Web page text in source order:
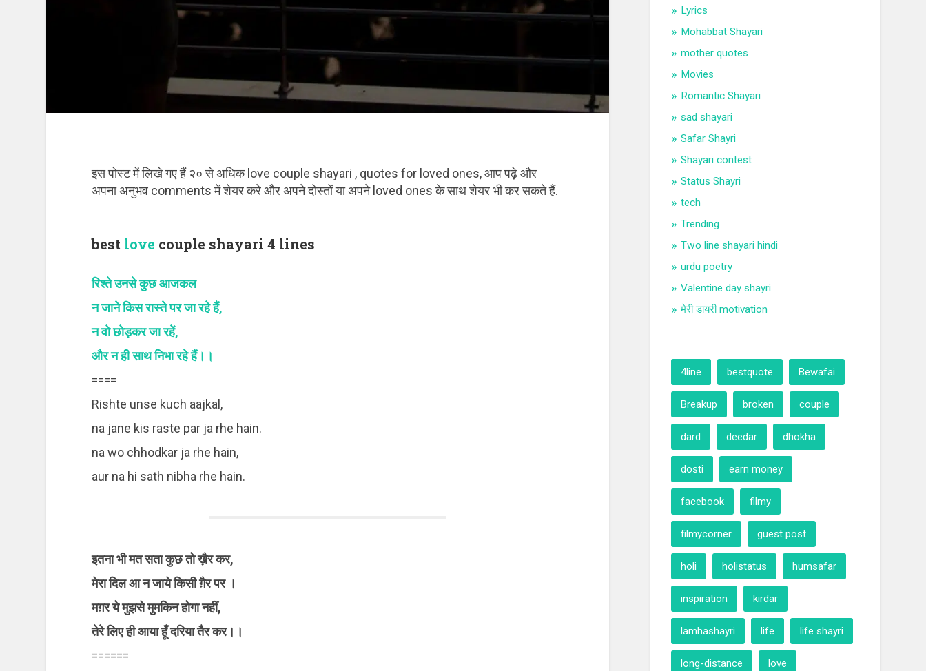
इस पोस्ट में लिखे गए हैं २० से अधिक love couple shayari , quotes for loved ones, आप पढ़े और
अपना अनुभव comments में शेयर करे और अपने दोस्तों या अपने loved ones के साथ शेयर भी कर सकते हैं.
best love couple shayari 4 lines
रिश्ते उनसे कुछ आजकल
न जाने किस रास्ते पर जा रहे हैं,
न वो छोड़कर जा रहें,
और न ही साथ निभा रहे हैं।।
====
Rishte unse kuch aajkal,
na jane kis raste par ja rhe hain.
na wo chhodkar ja rhe hain,
aur na hi sath nibha rhe hain.
इतना भी मत सता कुछ तो ख़ैर कर,
मेरा दिल आ न जाये किसी ग़ैर पर ।
मग़र ये मुझसे मुमकिन होगा नहीं,
तेरे लिए ही आया हूँ दरिया तैर कर।।
======
Lyrics
Mohabbat Shayari
mother quotes
Movies
Romantic Shayari
sad shayari
Safar Shayri
Shayari contest
Status Shayri
tech
Trending
Two line shayari hindi
urdu poetry
Valentine day shayri
मेरी डायरी motivation
4line bestquote Bewafai
Breakup broken couple
dard deedar dhokha
dosti earn money
facebook filmy
filmycorner guest post
holi holistatus humsafar
inspiration kirdar
lamhashayri life life shayri
long-distance love